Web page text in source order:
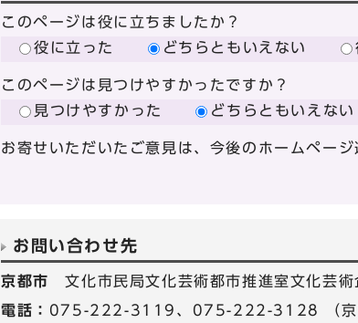
このページは役に立ちましたか？
役に立った
どちらともいえない
このページは見つけやすかったですか？
見つけやすかった
どちらともいえない
お寄せいただいたご意見は、今後のホームページ
お問い合わせ先
京都市文化市民局文化芸術都市推進室文化芸術
電話： 075-222-3119、075-222-3128 （京